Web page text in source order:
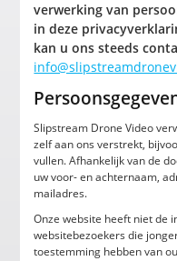
verwerking van
in deze
kan u ons steeds
Slipstream Drone Video
zelf aan ons verstrekt,
vullen. Afhankelijk van de
uw voor- en achternaam,
mailadres.
Onze website heeft niet de
websitebezoekers die
toestemming hebben van